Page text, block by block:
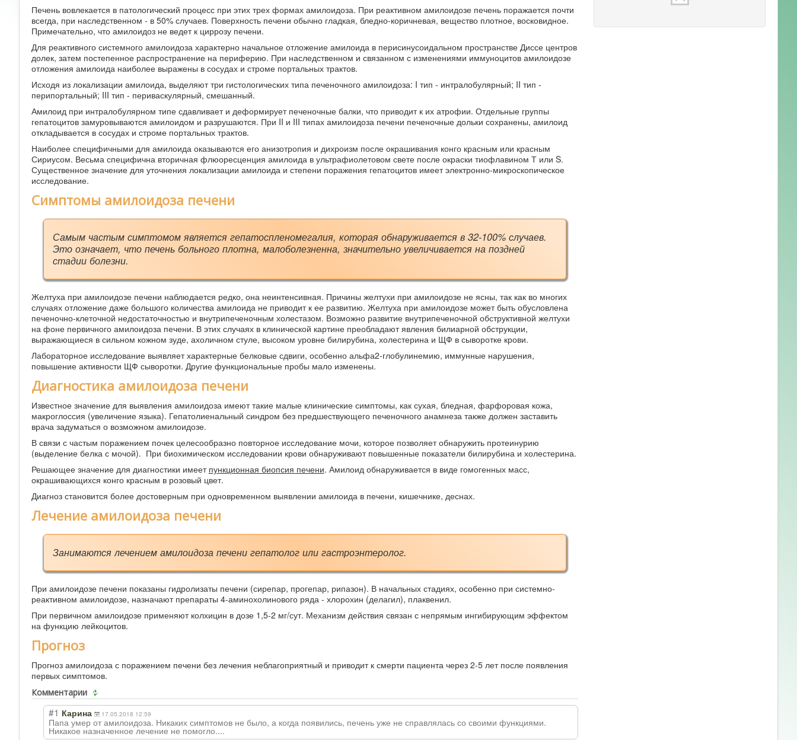
Печень вовлекается в патологический процесс при этих трех формах амилоидоза. При реактивном амилоидозе печень поражается почти
всегда, при наследственном - в 50% случаев. Поверхность печени обычно гладкая, бледно-коричневая, вещество плотное, восковидное.
Примечательно, что амилоидоз не ведет к циррозу печени.
Для реактивного системного амилоидоза характерно начальное отложение амилоида в перисинусоидальном пространстве Диссе центров
долек, затем постепенное распространение на периферию. При наследственном и связанном с изменениями иммуноцитов амилоидозе
отложения амилоида наиболее выражены в сосудах и строме портальных трактов.
Исходя из локализации амилоида, выделяют три гистологических типа печеночного амилоидоза: I тип - интралобулярный; II тип -
перипортальный; III тип - периваскулярный, смешанный.
Амилоид при интралобулярном типе сдавливает и деформирует печеночные балки, что приводит к их атрофии. Отдельные группы
гепатоцитов замуровываются амилоидом и разрушаются. При II и III типах амилоидоза печени печеночные дольки сохранены, амилоид
откладывается в сосудах и строме портальных трактов.
Наиболее специфичными для амилоида оказываются его анизотропия и дихроизм после окрашивания конго красным или красным
Сириусом. Весьма специфична вторичная флюоресценция амилоида в ультрафиолетовом свете после окраски тиофлавином Т или S.
Существенное значение для уточнения локализации амилоида и степени поражения гепатоцитов имеет электронно-микроскопическое
исследование.
Симптомы амилоидоза печени
Самым частым симптомом является гепатоспленомегалия, которая обнаруживается в 32-100% случаев.
Это означает, что печень больного плотна, малоболезненна, значительно увеличивается на поздней
стадии болезни.
Желтуха при амилоидозе печени наблюдается редко, она неинтенсивная. Причины желтухи при амилоидозе не ясны, так как во многих
случаях отложение даже большого количества амилоида не приводит к ее развитию. Желтуха при амилоидозе может быть обусловлена
печеночно-клеточной недостаточностью и внутрипеченочным холестазом. Возможно развитие внутрипеченочной обструктивной желтухи
на фоне первичного амилоидоза печени. В этих случаях в клинической картине преобладают явления билиарной обструкции,
выражающиеся в сильном кожном зуде, ахоличном стуле, высоком уровне билирубина, холестерина и ЩФ в сыворотке крови.
Лабораторное исследование выявляет характерные белковые сдвиги, особенно альфа2-глобулинемию, иммунные нарушения,
повышение активности ЩФ сыворотки. Другие функциональные пробы мало изменены.
Диагностика амилоидоза печени
Известное значение для выявления амилоидоза имеют такие малые клинические симптомы, как сухая, бледная, фарфоровая кожа,
макроглоссия (увеличение языка). Гепатолиенальный синдром без предшествующего печеночного анамнеза также должен заставить
врача задуматься о возможном амилоидозе.
В связи с частым поражением почек целесообразно повторное исследование мочи, которое позволяет обнаружить протеинурию
(выделение белка с мочой). При биохимическом исследовании крови обнаруживают повышенные показатели билирубина и холестерина.
Решающее значение для диагностики имеет пункционная биопсия печени. Амилоид обнаруживается в виде гомогенных масс,
окрашивающихся конго красным в розовый цвет.
Диагноз становится более достоверным при одновременном выявлении амилоида в печени, кишечнике, деснах.
Лечение амилоидоза печени
Занимаются лечением амилоидоза печени гепатолог или гастроэнтеролог.
При амилоидозе печени показаны гидролизаты печени (сирепар, прогепар, рипазон). В начальных стадиях, особенно при системно-
реактивном амилоидозе, назначают препараты 4-аминохолинового ряда - хлорохин (делагил), плаквенил.
При первичном амилоидозе применяют колхицин в дозе 1,5-2 мг/сут. Механизм действия связан с непрямым ингибирующим эффектом
на функцию лейкоцитов.
Прогноз
Прогноз амилоидоза с поражением печени без лечения неблагоприятный и приводит к смерти пациента через 2-5 лет после появления
первых симптомов.
Комментарии
#1 Карина 17.05.2018 12:59
Папа умер от амилоидоза. Никаких симптомов не было, а когда появились, печень уже не справлялась со своими функциями.
Никакое назначенное лечение не помогло....